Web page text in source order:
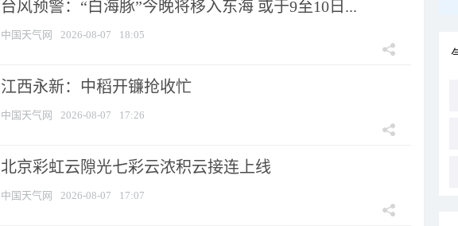
台风预警：“白海豚”今晚将移入东海 或于9至10日...
中国天气网 2026-08-07 18:05
江西永新：中稻开镰抢收忙
中国天气网 2026-08-07 17:26
北京彩虹云隙光七彩云浓积云接连上线
中国天气网 2026-08-07 17:07